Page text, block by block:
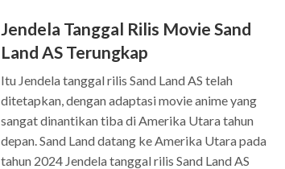
Jendela Tanggal Rilis Movie Sand
Land AS Terungkap
Itu Jendela tanggal rilis Sand Land AS telah
ditetapkan, dengan adaptasi movie anime yang
sangat dinantikan tiba di Amerika Utara tahun
depan. Sand Land datang ke Amerika Utara pada
tahun 2024 Jendela tanggal rilis Sand Land AS